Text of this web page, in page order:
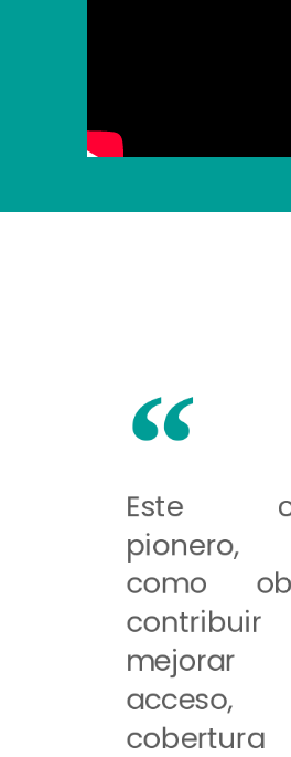
Este
pionero,
como
acceso,